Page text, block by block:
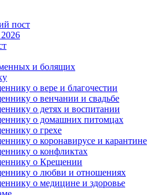
пост
и болящих
о вере и благочестии
о венчании и свадьбе
о детях и воспитании
о домашних питомцах
о грехе
о коронавирусе и карантине
о конфликтах
о Крещении
о любви и отношениях
о медицине и здоровье